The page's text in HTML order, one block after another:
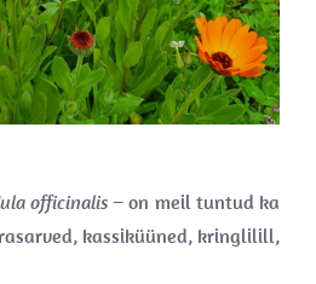
officinalis –on meil tuntud ka
kassiküüned, kringlilill,